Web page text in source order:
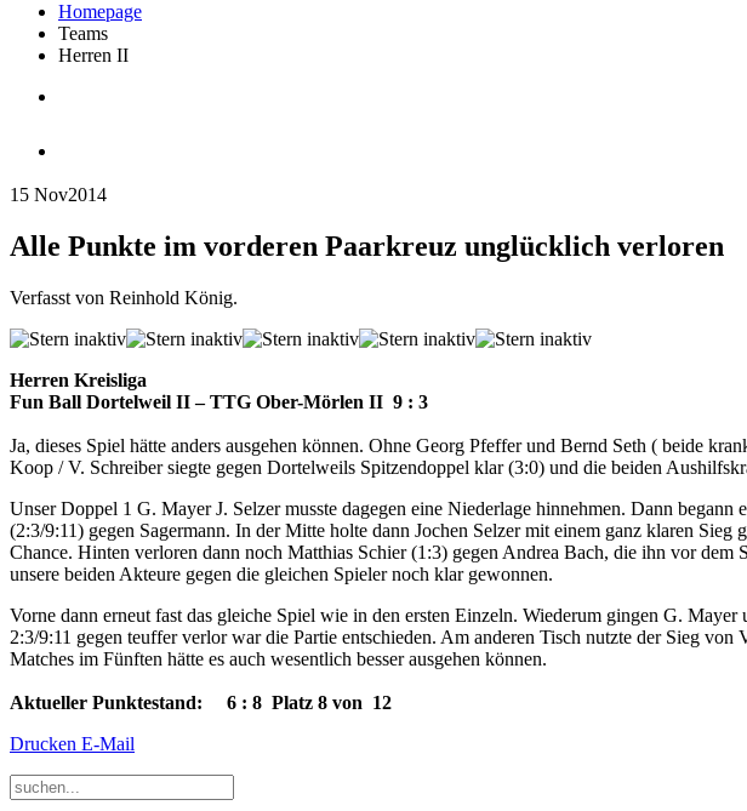
Homepage
Teams
Herren II
15 Nov2014
Alle Punkte im vorderen Paarkreuz unglücklich verloren
Verfasst von Reinhold König.
Herren Kreisliga
Fun Ball Dortelweil II – TTG Ober-Mörlen II 9 : 3
Ja, dieses Spiel hätte anders ausgehen können. Ohne Georg Pfeffer und Bernd Seth ( beide
Koop / V. Schreiber siegte gegen Dortelweils Spitzendoppel klar (3:0) und die beiden
Unser Doppel 1 G. Mayer J. Selzer musste dagegen eine Niederlage hinnehmen. Dann
(2:3/9:11) gegen Sagermann. In der Mitte holte dann Jochen Selzer mit einem ganz klaren
Chance. Hinten verloren dann noch Matthias Schier (1:3) gegen Andrea Bach, die ihn vor
unsere beiden Akteure gegen die gleichen Spieler noch klar gewonnen.
Vorne dann erneut fast das gleiche Spiel wie in den ersten Einzeln. Wiederum gingen G.
2:3/9:11 gegen teuffer verlor war die Partie entschieden. Am anderen Tisch nutzte der Sieg
Matches im Fünften hätte es auch wesentlich besser ausgehen können.
Aktueller Punktestand: 6 : 8 Platz 8 von 12
Drucken E-Mail